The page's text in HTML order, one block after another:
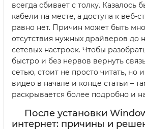
всегда сбивает с толку. Казалось
кабели на месте, а доступа к веб-
равно нет. Причин может быть
отсутствия нужных драйверов до
сетевых настроек. Чтобы
быстро и без нервов вернуть
сетью, стоит не просто читать, но
видео в начале и конце статьи –
раскрывается более подробно и
После установки
интернет: причины и